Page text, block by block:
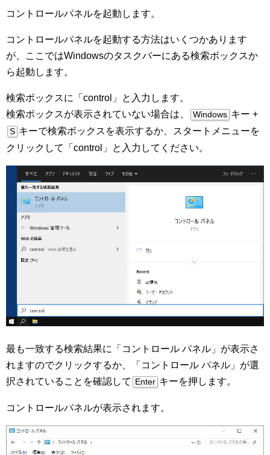
コントロールパネルを起動します。
コントロールパネルを起動する方法はいくつかあります
が、ここではWindowsのタスクバーにある検索ボックスか
ら起動します。
検索ボックスに「control」と入力します。
検索ボックスが表示されていない場合は、
Windows キー +
S キーで検索ボックスを表示するか、スタートメニューを
クリックして「control」と入力してください。
最も一致する検索結果に「コントロール パネル」が表示さ
れますのでクリックするか、「コントロール パネル」が選
択されていることを確認して Enter キーを押します。
コントロールパネルが表示されます。